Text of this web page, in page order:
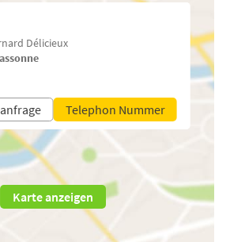
Délicieux
Telephon Nummer
Karte anzeigen